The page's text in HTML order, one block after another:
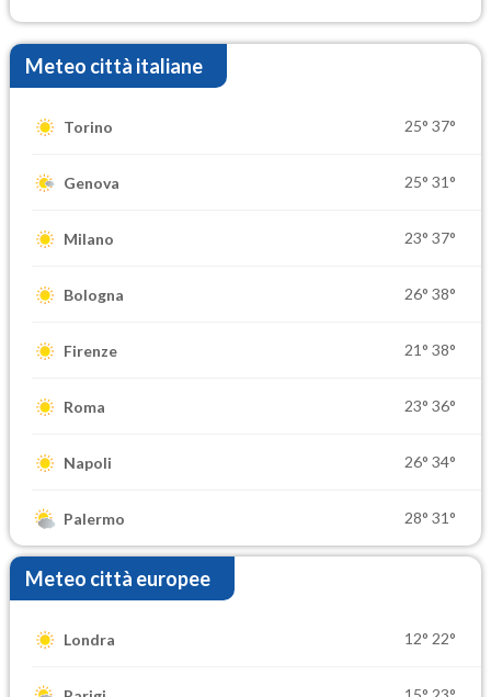
Meteo città italiane
Torino 25° 37°
Genova 25° 31°
Milano 23° 37°
Bologna 26° 38°
Firenze 21° 38°
Roma 23° 36°
Napoli 26° 34°
Palermo 28° 31°
Meteo città europee
Londra 12° 22°